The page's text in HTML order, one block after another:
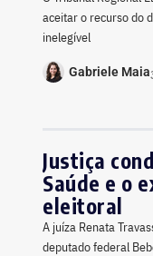
aceitar o recurso do
inelegível
Gabriele Maia
Justiça
Saúde e o
eleitoral
A juíza Renata
deputado federal